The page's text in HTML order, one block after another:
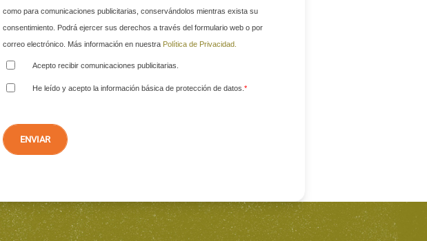
como para comunicaciones publicitarias, conservándolos mientras exista su
consentimiento. Podrá ejercer sus derechos a través del formulario web o por
correo electrónico. Más información en nuestra Política de Privacidad.
Acepto recibir comunicaciones publicitarias.
He leído y acepto la información básica de protección de datos. *